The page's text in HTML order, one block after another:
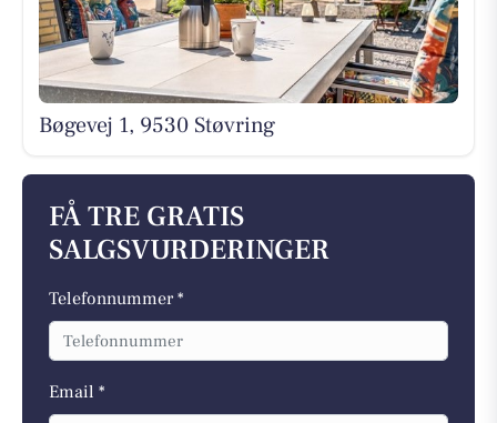
Bøgevej 1, 9530 Støvring
FÅ TRE GRATIS
SALGSVURDERINGER
Telefonnummer *
Email *